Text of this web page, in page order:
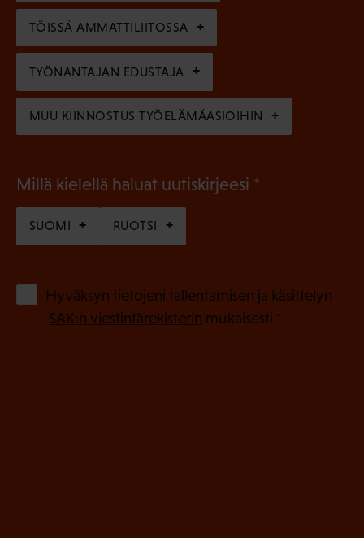
)
n
e
n
)
TÖISSÄ AMMATTILIITOSSA
TYÖNANTAJAN EDUSTAJA
MUU KIINNOSTUS TYÖELÄMÄASIOIHIN
Millä kielellä haluat uutiskirjeesi
o
l
SUOMI RUOTSI
Hyväksyn tietojeni tallentamisen ja käsittelyn
SAK:n viestintärekisterin mukaisesti *